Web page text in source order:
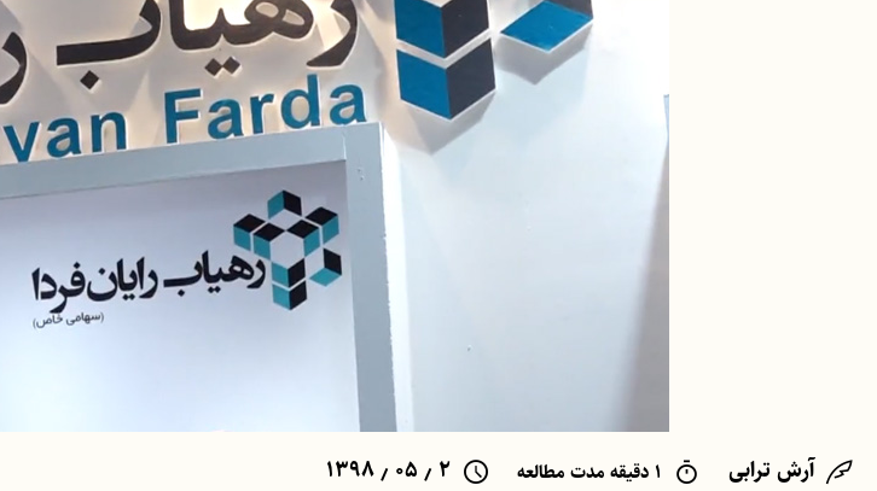
آرش ترابی ۱ دقیقه مدت مطالعه ۲ ٫ ۰۵ ٫ ۱۳۹۸